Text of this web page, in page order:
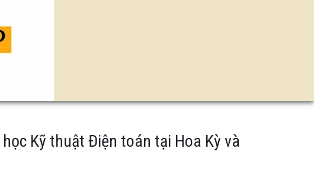
Kỹ thuật Điện toán tại Hoa Kỳ và